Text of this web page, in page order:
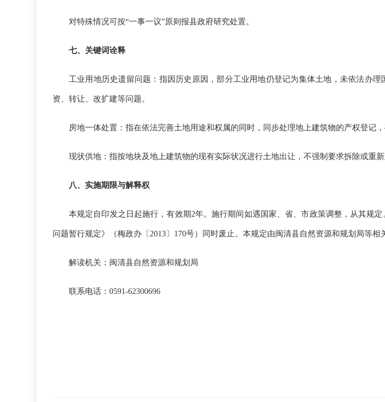
对特殊情况可按“一事一议”原则报县政府研究处置。
七、关键词诠释
工业用地历史遗留问题：指因历史原因，部分工业用地仍登记为集体土地，未依法办
资、转让、改扩建等问题。
房地一体处置：指在依法完善土地用途和权属的同时，同步处理地上建筑物的产权登记
现状供地：指按地块及地上建筑物的现有实际状况进行土地出让，不强制要求拆除或重新
八、实施期限与解释权
本规定自印发之日起施行，有效期2年。施行期间如遇国家、省、市政策调整，从其规
问题暂行规定》（梅政办〔2013〕170号）同时废止。本规定由闽清县自然资源和规划局等相
解读机关：闽清县自然资源和规划局
联系电话：0591-62300696